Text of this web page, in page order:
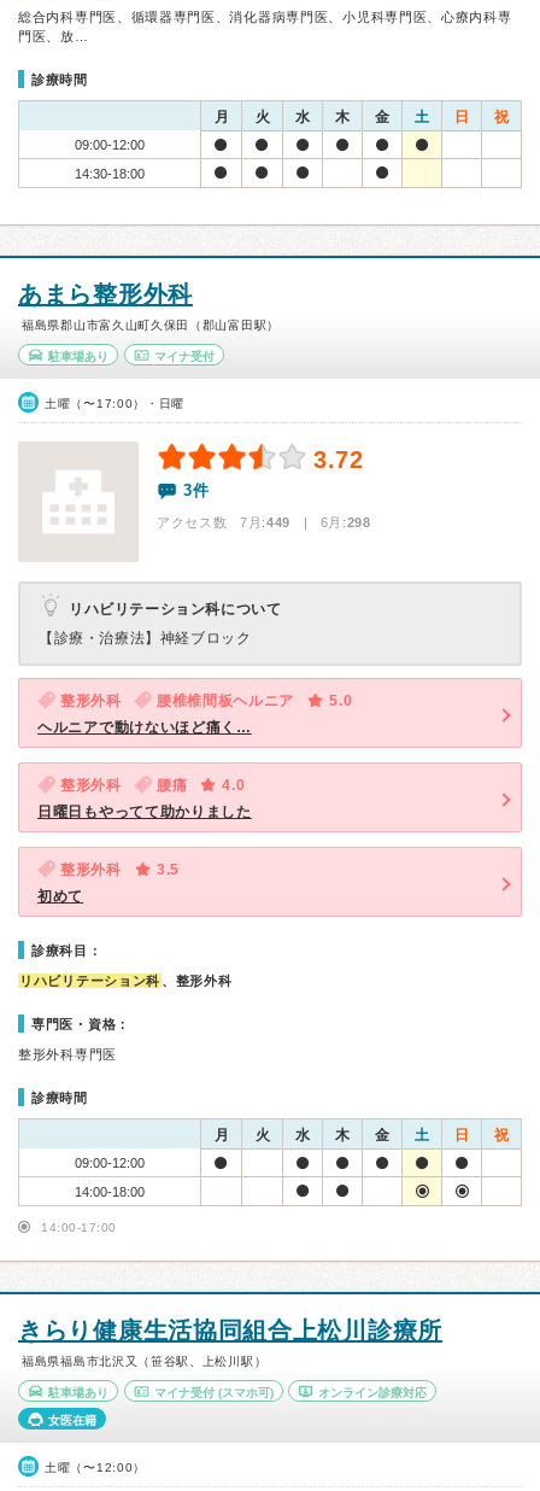
総合内科専門医、循環器専門医、消化器病専門医、小児科専門医、心療内科専
門医、放…
診療時間
月 火 水 木 金 土 日 祝
09:00-12:00
14:30-18:00
あまら整形外科
福島県郡山市富久山町久保田（郡山富田駅）
駐車場あり マイナ受付
土曜（〜17:00）・日曜
3.72
3件
アクセス数 7月:449 | 6月:298
リハビリテーション科について
【診療・治療法】 神経ブロック
整形外科 腰椎椎間板ヘルニア
5.0
ヘルニアで動けないほど痛く…
整形外科 腰痛
4.0
日曜日もやってて助かりました
整形外科
3.5
初めて
診療科目：
リハビリテーション科 、整形外科
専門医・資格：
整形外科専門医
診療時間
月 火 水 木 金 土 日 祝
09:00-12:00
14:00-18:00
14:00-17:00
きらり健康生活協同組合上松川診療所
福島県福島市北沢又（笹谷駅、上松川駅）
駐車場あり マイナ受付(スマホ可) オンライン診療対応
女医在籍
土曜（〜12:00）